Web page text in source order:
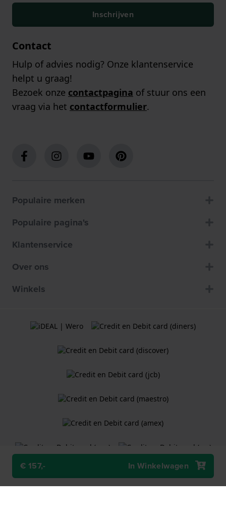
€ 157,- In Winkelwagen
Inschrijven
Contact
Hulp of advies nodig? Onze klantenservice
helpt u graag!
Bezoek onze contactpagina of stuur ons een
vraag via het contactformulier.
Populaire merken
Populaire pagina's
Klantenservice
Over ons
Winkels